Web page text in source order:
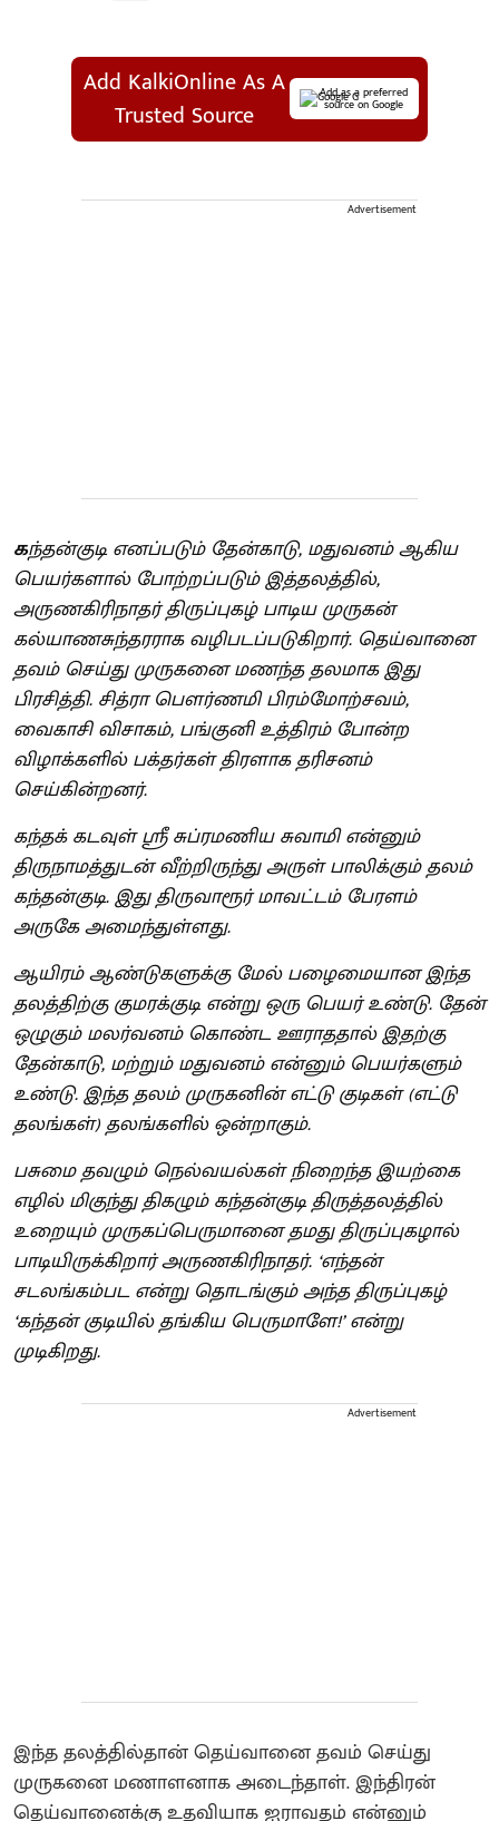
Add KalkiOnline As A
Trusted Source
Add as a preferred
source on Google
Advertisement
கந்தன்குடி எனப்படும் தேன்காடு, மதுவனம் ஆகிய
பெயர்களால் போற்றப்படும் இத்தலத்தில்,
அருணகிரிநாதர் திருப்புகழ் பாடிய முருகன்
கல்யாணசுந்தரராக வழிபடப்படுகிறார். தெய்வானை
தவம் செய்து முருகனை மணந்த தலமாக இது
பிரசித்தி. சித்ரா பௌர்ணமி பிரம்மோற்சவம்,
வைகாசி விசாகம், பங்குனி உத்திரம் போன்ற
விழாக்களில் பக்தர்கள் திரளாக தரிசனம்
செய்கின்றனர்.
கந்தக் கடவுள் ஸ்ரீ சுப்ரமணிய சுவாமி என்னும்
திருநாமத்துடன் வீற்றிருந்து அருள் பாலிக்கும் தலம்
கந்தன்குடி. இது திருவாரூர் மாவட்டம் பேரளம்
அருகே அமைந்துள்ளது.
ஆயிரம் ஆண்டுகளுக்கு மேல் பழைமையான இந்த
தலத்திற்கு குமரக்குடி என்று ஒரு பெயர் உண்டு. தேன்
ஒழுகும் மலர்வனம் கொண்ட ஊராததால் இதற்கு
தேன்காடு, மற்றும் மதுவனம் என்னும் பெயர்களும்
உண்டு. இந்த தலம் முருகனின் எட்டு குடிகள் (எட்டு
தலங்கள்) தலங்களில் ஒன்றாகும்.
பசுமை தவழும் நெல்வயல்கள் நிறைந்த இயற்கை
எழில் மிகுந்து திகழும் கந்தன்குடி திருத்தலத்தில்
உறையும் முருகப்பெருமானை தமது திருப்புகழால்
பாடியிருக்கிறார் அருணகிரிநாதர். ‘எந்தன்
சடலங்கம்பட என்று தொடங்கும் அந்த திருப்புகழ்
‘கந்தன் குடியில் தங்கிய பெருமாளே!’ என்று
முடிகிறது.
Advertisement
இந்த தலத்தில்தான் தெய்வானை தவம் செய்து
முருகனை மணாளனாக அடைந்தாள். இந்திரன்
தெய்வானைக்கு உதவியாக ஐராவதம் என்னும்